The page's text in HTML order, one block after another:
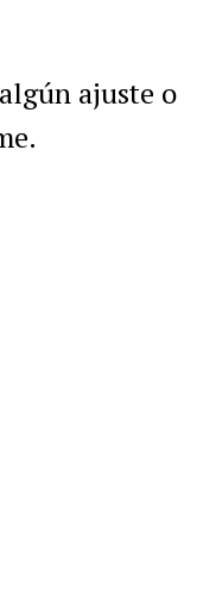
ajuste o